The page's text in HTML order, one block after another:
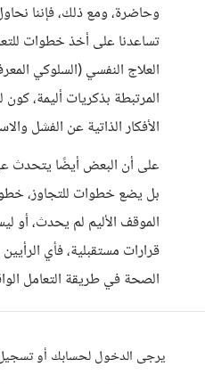
وحاضرة، ومع ذلك، فإننا
تساعدنا على أخذ خطوات
العلاج النفسي (السلوكي
المرتبطة بذكريات أليمة،
الأفكار الذاتية عن الفشل
بل يضع خطوات للتجاوز،
الموقف الأليم لم يحدث، أو
قرارات مستقبلية، فأي
الصحة في طريقة التعامل
يرجى الدخول لحسابك أو